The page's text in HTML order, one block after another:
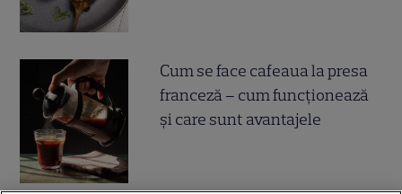
Cum se face cafeaua la presa
franceză – cum funcționează
și care sunt avantajele